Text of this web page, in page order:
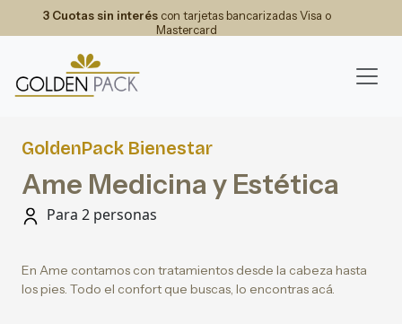
3 Cuotas sin interéscon tarjetas bancarizadas Visa o
Mastercard
GoldenPack Bienestar
Ame Medicina y Estética
Para 2 personas
En Ame contamos con tratamientos desde la cabeza hasta
los pies. Todo el confort que buscas, lo encontras acá.